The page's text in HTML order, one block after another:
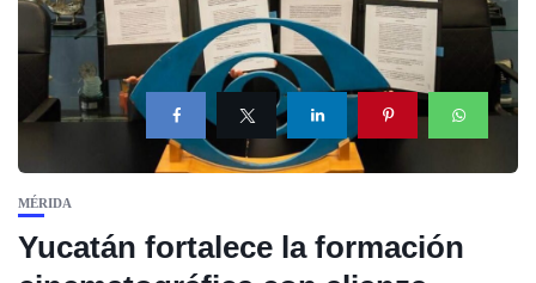
MÉRIDA
Yucatán fortalece la formación